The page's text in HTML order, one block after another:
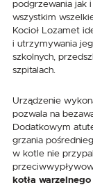
podgrzewania jak
wszystkim
Kocioł Lozamet
i utrzymywania
szkolnych,
szpitalach.
Urządzenie
pozwala na
Dodatkowym
grzania
w kotle nie
kotła